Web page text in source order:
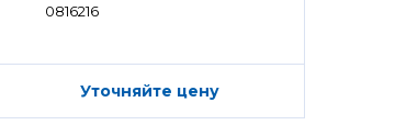
0816216
Уточняйте цену